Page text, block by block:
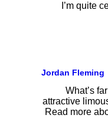
I’m quite
Jordan Fleming
What’s
attractive
Read more